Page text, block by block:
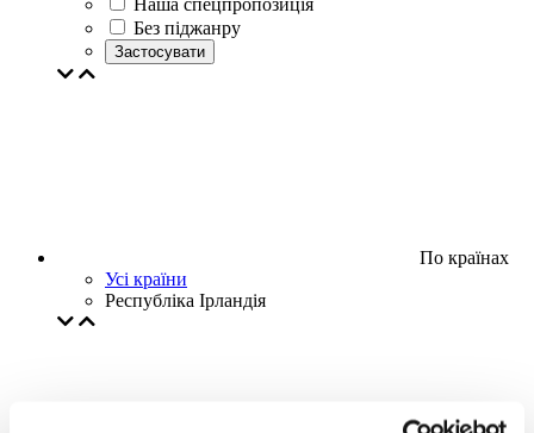
Наша спецпропозиція
Без піджанру
Застосувати
По країнах
Усі країни
Республіка Ірландія